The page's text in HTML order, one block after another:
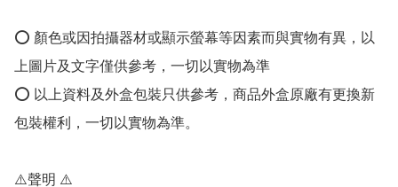
⭕️ 顏色或因拍攝器材或顯示螢幕等因素而與實物有異，以
上圖片及文字僅供參考，一切以實物為準
⭕️ 以上資料及外盒包裝只供參考，商品外盒原廠有更換新
包裝權利，一切以實物為準。
⚠️聲明 ⚠️